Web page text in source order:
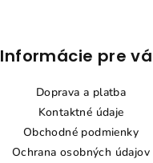
Informácie pre
Doprava a platba
Kontaktné údaje
Obchodné podmienky
Ochrana osobných údajov